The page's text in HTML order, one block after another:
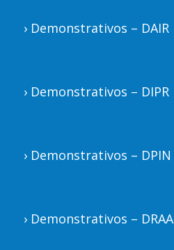
› Demonstrativos – DAIR
› Demonstrativos – DIPR
› Demonstrativos – DPIN
› Demonstrativos – DRAA